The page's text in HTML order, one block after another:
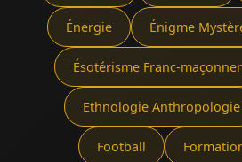
Énergie Énigme
Ésotérisme Franc-
Ethnologie Anthropologie
Football